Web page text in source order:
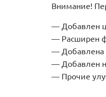
Внимание!
Добавлен
Расширен
Добавлена
Добавлен
Прочие